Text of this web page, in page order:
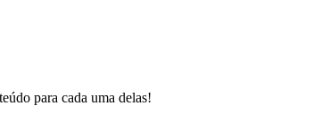
para cada uma delas!